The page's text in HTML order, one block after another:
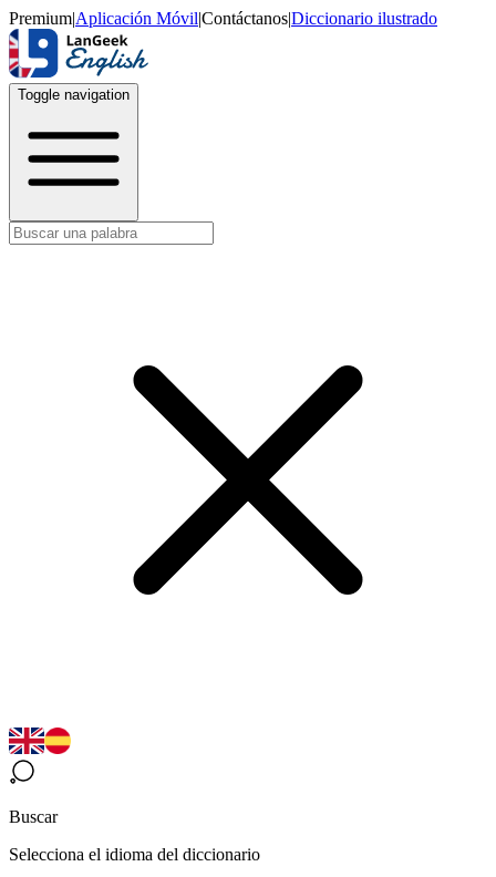
Premium|Aplicación Móvil|Contáctanos|Diccionario ilustrado
Toggle navigation
Buscar
Selecciona el idioma del diccionario